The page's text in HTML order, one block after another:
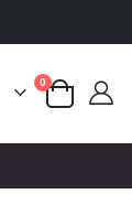
סל קניות
0פריטים